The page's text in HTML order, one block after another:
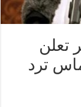
تعلن
ترد